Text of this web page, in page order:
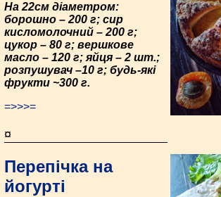
На 22см діаметром:
борошно – 200 г; сир
кисломолочний – 200 г;
цукор – 80 г; вершкове
масло – 120 г; яйця – 2 шт.;
розпушувач –10 г; будь-які
фрукти ~300 г.
=>>>=
¤
Перепічка на
йогурті